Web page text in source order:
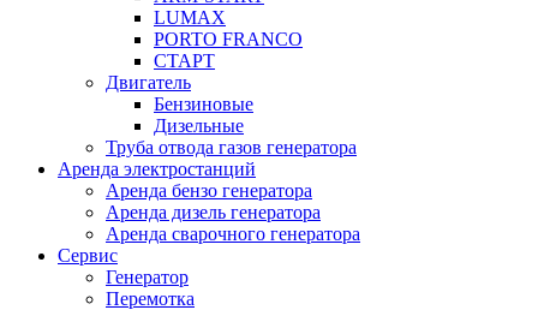
LUMAX
PORTO FRANCO
СТАРТ
Двигатель
Бензиновые
Дизельные
Труба отвода газов генератора
Аренда электростанций
Аренда бензо генератора
Аренда дизель генератора
Аренда сварочного генератора
Сервис
Генератор
Перемотка